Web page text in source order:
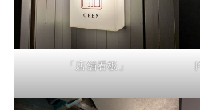
「店舗看板」